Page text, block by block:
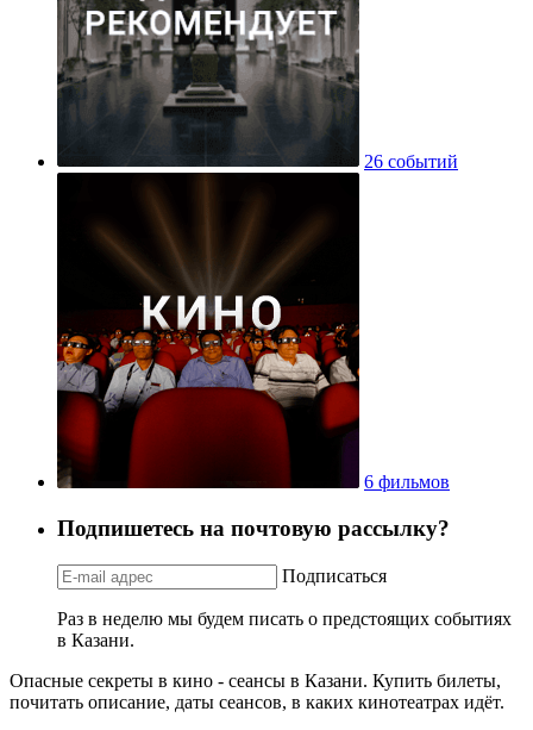
26 событий
6 фильмов
Подпишетесь на почтовую рассылку?
Подписаться
Раз в неделю мы будем писать о предстоящих событиях
в Казани.
Опасные секреты в кино - сеансы в Казани. Купить билеты,
почитать описание, даты сеансов, в каких кинотеатрах идёт.